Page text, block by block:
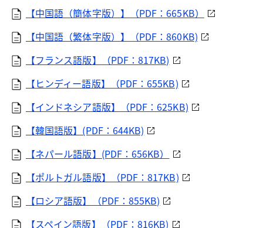
【中国語（簡体字版）】（PDF：665KB）
【中国語（繁体字版）】（PDF：860KB)
【フランス語版】（PDF：817KB)
【ヒンディー語版】（PDF：655KB)
【インドネシア語版】（PDF：625KB)
【韓国語版】(PDF：644KB)
【ネパール語版】(PDF：656KB）
【ポルトガル語版】（PDF：817KB)
【ロシア語版】（PDF：855KB)
【スペイン語版】（PDF：816KB)